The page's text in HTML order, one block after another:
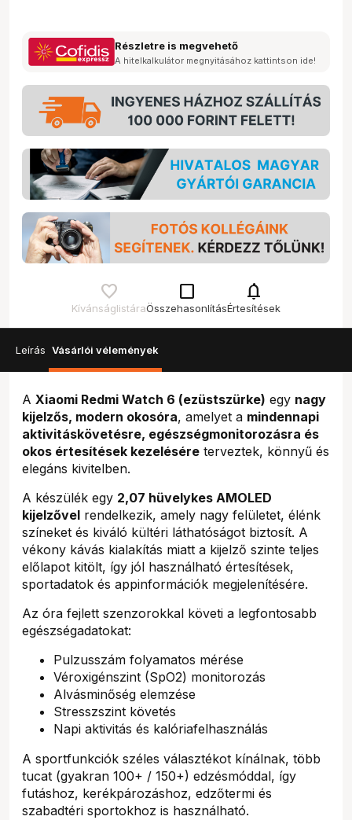
Részletre is megvehető
A hitelkalkulátor megnyitásához kattintson ide!
Kívánságlistára
check_box_outline_blank
Összehasonlítás
notifications
Értesítések
Leírás Vásárlói vélemények
A Xiaomi Redmi Watch 6 (ezüstszürke) egy nagy
kijelzős, modern okosóra, amelyet a mindennapi
aktivitáskövetésre, egészségmonitorozásra és
okos értesítések kezelésére terveztek, könnyű és
elegáns kivitelben.
A készülék egy 2,07 hüvelykes AMOLED
kijelzővel rendelkezik, amely nagy felületet, élénk
színeket és kiváló kültéri láthatóságot biztosít. A
vékony kávás kialakítás miatt a kijelző szinte teljes
előlapot kitölt, így jól használható értesítések,
sportadatok és appinformációk megjelenítésére.
Az óra fejlett szenzorokkal követi a legfontosabb
egészségadatokat:
Pulzusszám folyamatos mérése
Véroxigénszint (SpO2) monitorozás
Alvásminőség elemzése
Stresszszint követés
Napi aktivitás és kalóriafelhasználás
A sportfunkciók széles választékot kínálnak, több
tucat (gyakran 100+ / 150+) edzésmóddal, így
futáshoz, kerékpározáshoz, edzőtermi és
szabadtéri sportokhoz is használható.